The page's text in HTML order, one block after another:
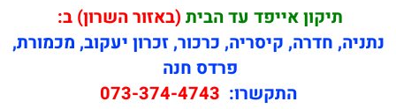
תיקוןאייפד עד הבית (באזור השרון) ב:
נתניה, חדרה, קיסריה, כרכור, זכרון יעקוב, מכמורת,
פרדס חנה
התקשרו: 073-374-4743